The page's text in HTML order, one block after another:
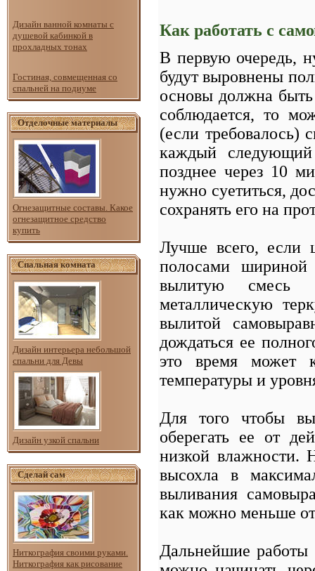
Дизайн ванной комнаты с
душевой кабинкой в
прохладных тонах
Гостиная, совмещенная со
спальней на подиуме
Отделочные материалы
Огнезащитные составы. Какое
огнезащитное средство
купить
Спальная комната
Дизайн интерьера небольшой
спальни для Девы
Дизайн узкой спальни
Сделай сам
Ниткография своими руками.
Ниткография как рисование
Как работать с
В первую очередь,
будут выровнены
основы должна
соблюдается, то
(если требовалось)
каждый
позднее через 10
нужно суетиться,
сохранять его на
Лучше всего, если
полосами
вылитую смесь
металлическую
вылитой
дождаться ее
это время может
температуры и
Для того чтобы
оберегать ее от
низкой влажности.
высохла в
выливания
как можно меньше
Дальнейшие работы